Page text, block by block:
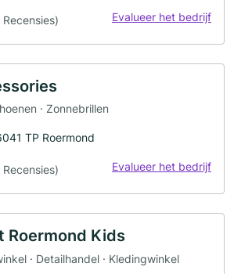
Recensies) Evalueer het bedrijf
· Zonnebrillen
TP Roermond
Recensies) Evalueer het bedrijf
Roermond Kids
· Detailhandel · Kledingwinkel